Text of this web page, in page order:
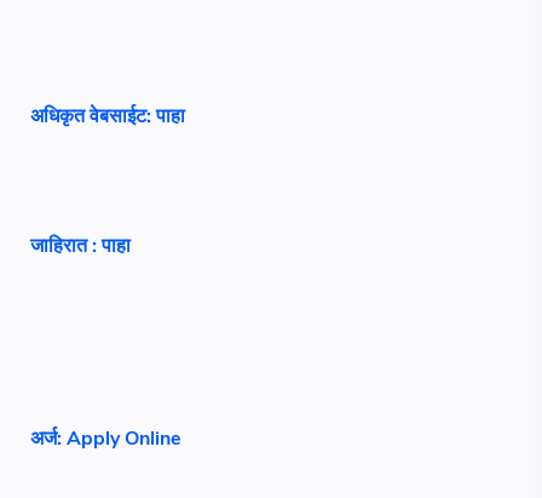
अधिकृत वेबसाईट: पाहा
जाहिरात : पाहा
अर्ज: Apply Online